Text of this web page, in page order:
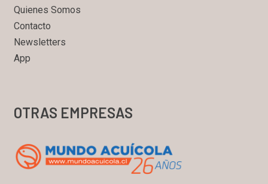
Quienes Somos
Contacto
Newsletters
App
OTRAS EMPRESAS